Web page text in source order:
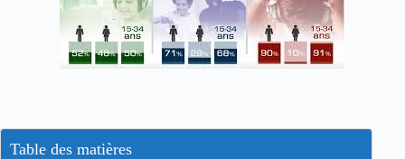
Table des matières